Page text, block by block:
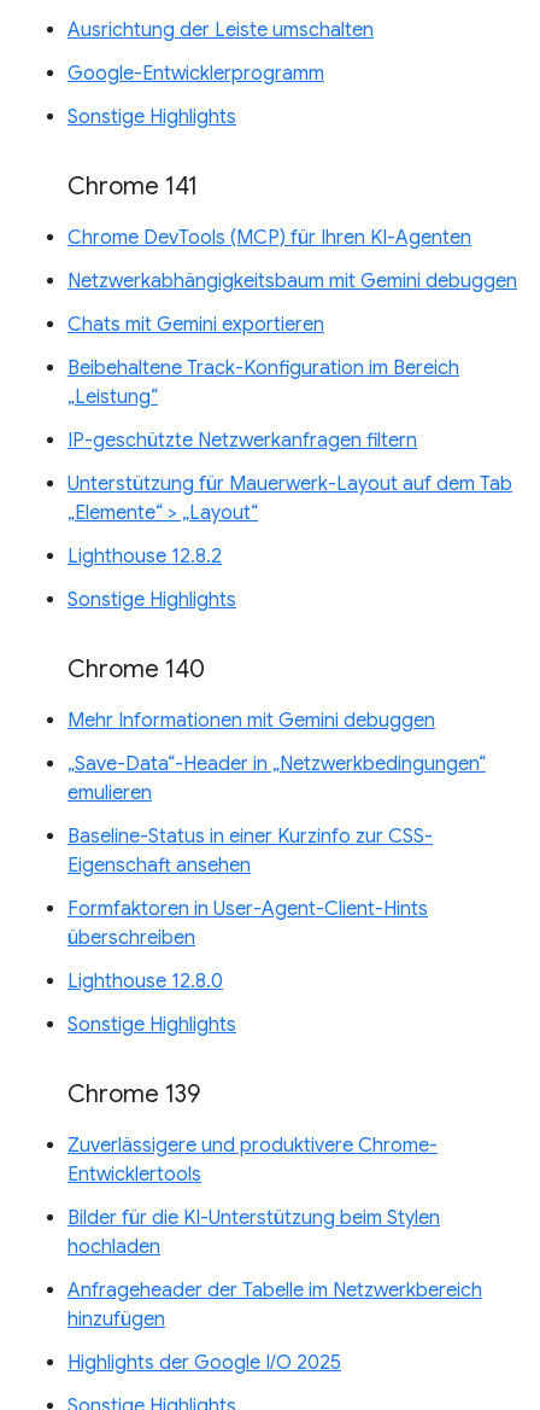
Ausrichtung der Leiste umschalten
Google-Entwicklerprogramm
Sonstige Highlights
Chrome 141
Chrome DevTools (MCP) für Ihren KI-Agenten
Netzwerkabhängigkeitsbaum mit Gemini debuggen
Chats mit Gemini exportieren
Beibehaltene Track-Konfiguration im Bereich
„Leistung“
IP-geschützte Netzwerkanfragen filtern
Unterstützung für Mauerwerk-Layout auf dem Tab
„Elemente“ > „Layout“
Lighthouse 12.8.2
Sonstige Highlights
Chrome 140
Mehr Informationen mit Gemini debuggen
„Save-Data“-Header in „Netzwerkbedingungen“
emulieren
Baseline-Status in einer Kurzinfo zur CSS-
Eigenschaft ansehen
Formfaktoren in User-Agent-Client-Hints
überschreiben
Lighthouse 12.8.0
Sonstige Highlights
Chrome 139
Zuverlässigere und produktivere Chrome-
Entwicklertools
Bilder für die KI-Unterstützung beim Stylen
hochladen
Anfrageheader der Tabelle im Netzwerkbereich
hinzufügen
Highlights der Google I/O 2025